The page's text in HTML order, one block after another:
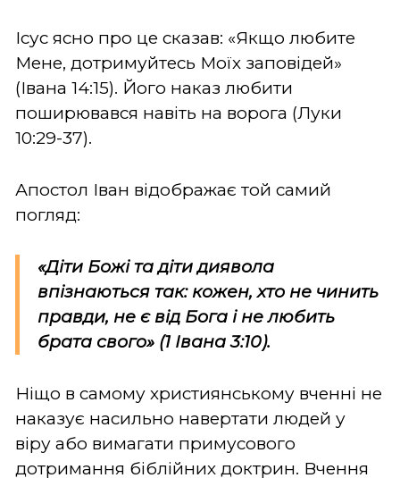
Ісус ясно про це сказав: «Якщо любите
Мене, дотримуйтесь Моїх заповідей»
(Івана 14:15). Його наказ любити
поширювався навіть на ворога (Луки
10:29-37).
Апостол Іван відображає той самий
погляд:
«Діти Божі та діти диявола
впізнаються так: кожен, хто не чинить
правди, не є від Бога і не любить
брата свого» (1 Івана 3:10).
Ніщо в самому християнському вченні не
наказує насильно навертати людей у
віру або вимагати примусового
дотримання біблійних доктрин. Вчення